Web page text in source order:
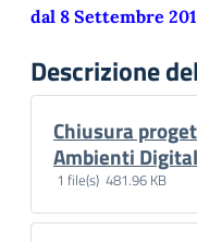
dal 8 Settembre
Descrizione
Chiusura
Ambienti
1 file(s) 481.96 KB